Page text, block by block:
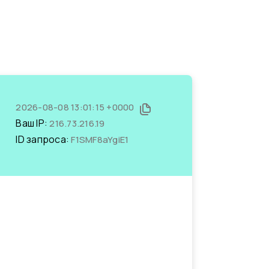
2026-08-08 13:01:15 +0000
Ваш IP:216.73.216.19
ID запроса:F1SMF8aYgiE1